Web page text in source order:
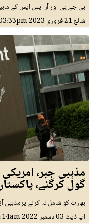
بی جے پی اور آر ایس ایس کے
شائع21 فروری 2023
مذہبی جبر،
گول کرگئے،
بھارت کو شامل نہ کرنے پرمذہبی
اپ ڈیٹ 03 دسمبر 2022